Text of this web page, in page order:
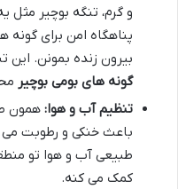
و گرم، تنگه بوچیر
پناهگاه امن برای
بیرون زنده بمونن. این
گونه های بومی بوچیر
تنظیم آب و هوا: همون
باعث خنکی و رطوبت
طبیعی آب و هوا تو
کمک می کنه.